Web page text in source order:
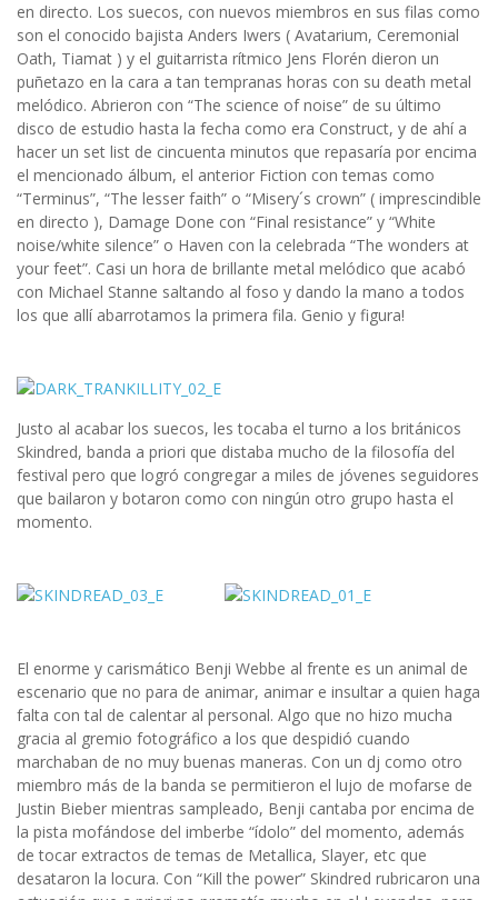
en directo. Los suecos, con nuevos miembros en sus filas como
son el conocido bajista Anders Iwers ( Avatarium, Ceremonial
Oath, Tiamat ) y el guitarrista rítmico Jens Florén dieron un
puñetazo en la cara a tan tempranas horas con su death metal
melódico. Abrieron con “The science of noise” de su último
disco de estudio hasta la fecha como era Construct, y de ahí a
hacer un set list de cincuenta minutos que repasaría por encima
el mencionado álbum, el anterior Fiction con temas como
“Terminus”, “The lesser faith” o “Misery´s crown” ( imprescindible
en directo ), Damage Done con “Final resistance” y “White
noise/white silence” o Haven con la celebrada “The wonders at
your feet”. Casi un hora de brillante metal melódico que acabó
con Michael Stanne saltando al foso y dando la mano a todos
los que allí abarrotamos la primera fila. Genio y figura!
Justo al acabar los suecos, les tocaba el turno a los británicos
Skindred, banda a priori que distaba mucho de la filosofía del
festival pero que logró congregar a miles de jóvenes seguidores
que bailaron y botaron como con ningún otro grupo hasta el
momento.
El enorme y carismático Benji Webbe al frente es un animal de
escenario que no para de animar, animar e insultar a quien haga
falta con tal de calentar al personal. Algo que no hizo mucha
gracia al gremio fotográfico a los que despidió cuando
marchaban de no muy buenas maneras. Con un dj como otro
miembro más de la banda se permitieron el lujo de mofarse de
Justin Bieber mientras sampleado, Benji cantaba por encima de
la pista mofándose del imberbe “ídolo” del momento, además
de tocar extractos de temas de Metallica, Slayer, etc que
desataron la locura. Con “Kill the power” Skindred rubricaron una